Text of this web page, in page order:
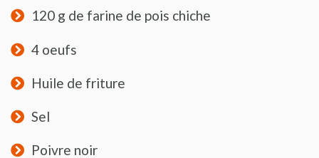
120 g de farine de pois chiche
4 oeufs
Huile de friture
Sel
Poivre noir